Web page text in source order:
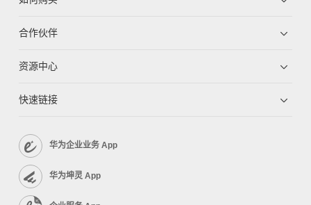
合作伙伴
资源中心
快速链接
华为企业业务 App
华为坤灵 App